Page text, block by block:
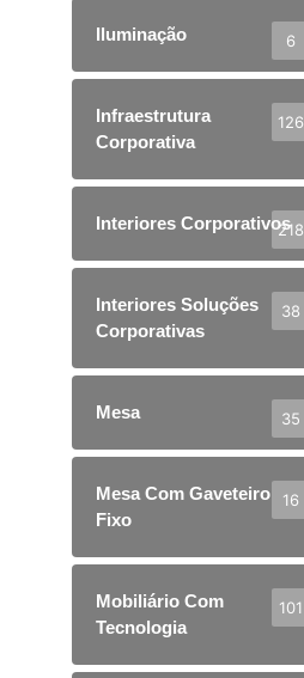
Iluminação 6
Infraestrutura
Corporativa
126
Interiores Corporativos218
Interiores Soluções
Corporativas
38
Mesa 35
Mesa Com Gaveteiro
Fixo
16
Mobiliário Com
Tecnologia
101